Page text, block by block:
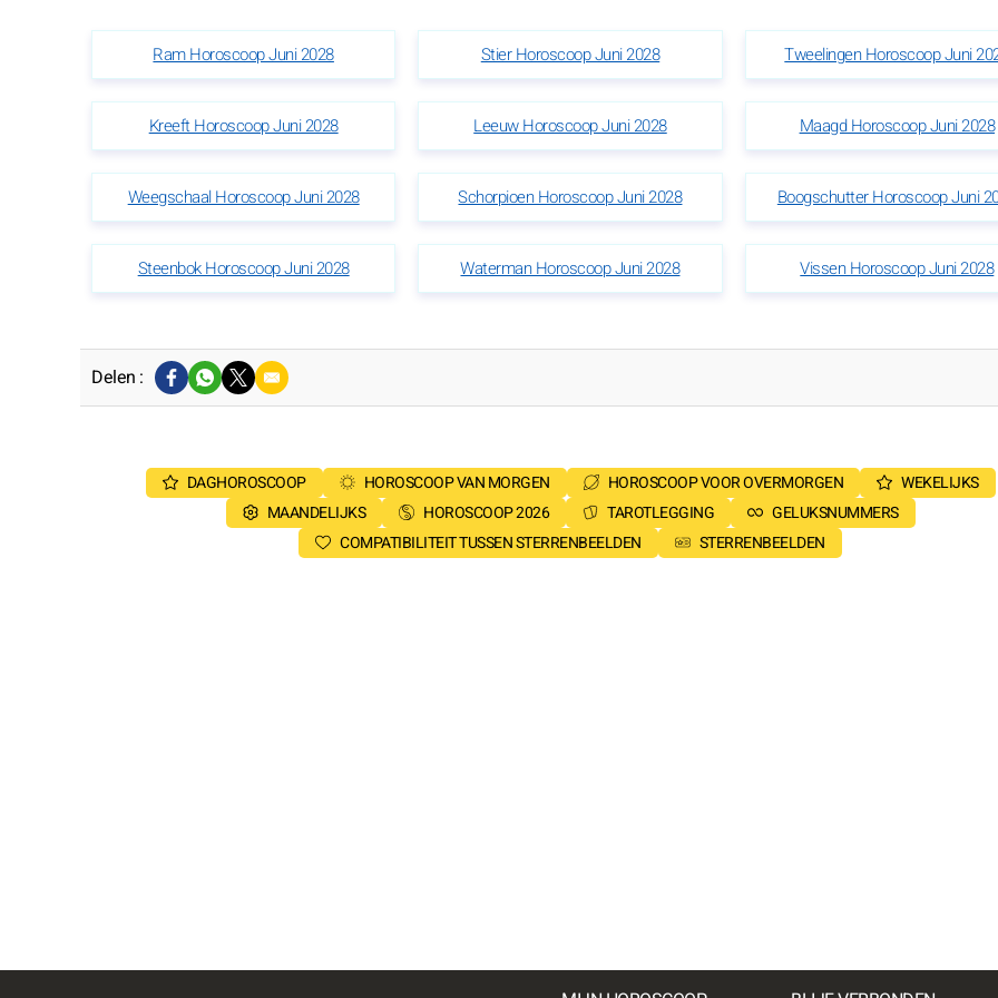
Ram Horoscoop Juni 2028 Stier Horoscoop Juni 2028 Tweelingen Horoscoop Juni
Kreeft Horoscoop Juni 2028 Leeuw Horoscoop Juni 2028 Maagd Horoscoop Juni 2028
Weegschaal Horoscoop Juni 2028 Schorpioen Horoscoop Juni 2028 Boogschutter Horoscoop Juni
Steenbok Horoscoop Juni 2028 Waterman Horoscoop Juni 2028 Vissen Horoscoop Juni 2028
Delen :
DAGHOROSCOOP HOROSCOOP VAN MORGEN HOROSCOOP VOOR OVERMORGEN
WEKELIJKS
MAANDELIJKS
HOROSCOOP 2026 TAROTLEGGING
GELUKSNUMMERS
COMPATIBILITEIT TUSSEN STERRENBEELDEN
STERRENBEELDEN